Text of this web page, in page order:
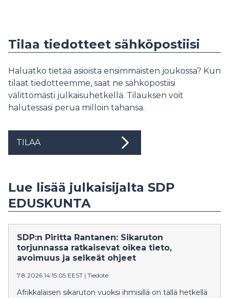
Tilaa tiedotteet sähköpostiisi
Haluatko tietää asioista ensimmäisten joukossa? Kun
tilaat tiedotteemme, saat ne sähköpostiisi
välittömästi julkaisuhetkellä. Tilauksen voit
halutessasi perua milloin tahansa.
TILAA
Lue lisää julkaisijalta SDP
EDUSKUNTA
SDP:n Piritta Rantanen: Sikaruton
torjunnassa ratkaisevat oikea tieto,
avoimuus ja selkeät ohjeet
7.8.2026 14:15:05 EEST | Tiedote
Afrikkalaisen sikaruton vuoksi ihmisillä on tällä hetkellä